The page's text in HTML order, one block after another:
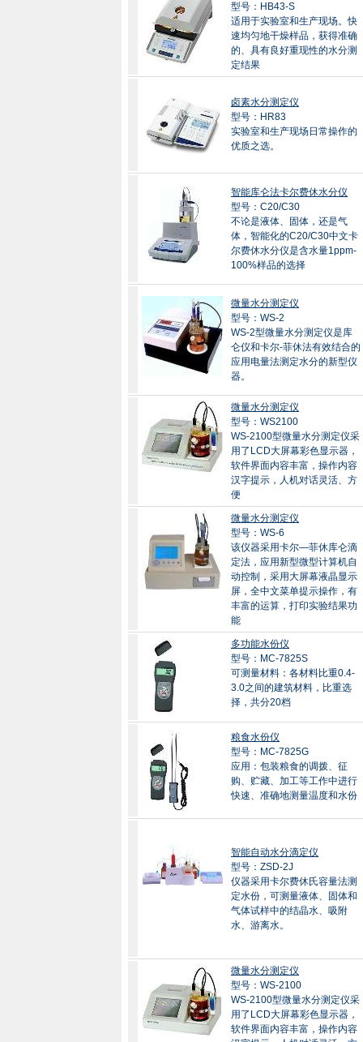
型号：HB43-S
适用于实验室和生产现场。快
速均匀地干燥样品，获得准确
的、具有良好重现性的水分测
定结果
卤素水分测定仪
型号：HR83
实验室和生产现场日常操作的
优质之选。
智能库仑法卡尔费休水分仪
型号：C20/C30
不论是液体、固体，还是气
体，智能化的C20/C30中文卡
尔费休水分仪是含水量1ppm-
100%样品的选择
微量水分测定仪
型号：WS-2
WS-2型微量水分测定仪是库
仑仪和卡尔-菲休法有效结合的
应用电量法测定水分的新型仪
器。
微量水分测定仪
型号：WS2100
WS-2100型微量水分测定仪采
用了LCD大屏幕彩色显示器，
软件界面内容丰富，操作内容
汉字提示，人机对话灵活、方
便
微量水分测定仪
型号：WS-6
该仪器采用卡尔—菲休库仑滴
定法，应用新型微型计算机自
动控制，采用大屏幕液晶显示
屏，全中文菜单提示操作，有
丰富的运算，打印实验结果功
能
多功能水份仪
型号：MC-7825S
可测量材料：各材料比重0.4-
3.0之间的建筑材料，比重选
择，共分20档
粮食水份仪
型号：MC-7825G
应用：包装粮食的调拨、征
购、贮藏、加工等工作中进行
快速、准确地测量温度和水份
智能自动水分滴定仪
型号：ZSD-2J
仪器采用卡尔费休氏容量法测
定水份，可测量液体、固体和
气体试样中的结晶水、吸附
水、游离水。
微量水分测定仪
型号：WS-2100
WS-2100型微量水分测定仪采
用了LCD大屏幕彩色显示器，
软件界面内容丰富，操作内容